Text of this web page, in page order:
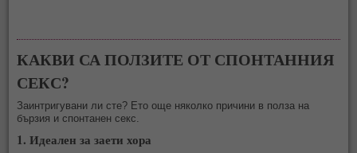
КАКВИ СА ПОЛЗИТЕ ОТ СПОНТАННИЯ
СЕКС?
Заинтригувани ли сте? Ето още няколко причини в полза на
бързия и спонтанен секс.
1. Идеален за заети хора